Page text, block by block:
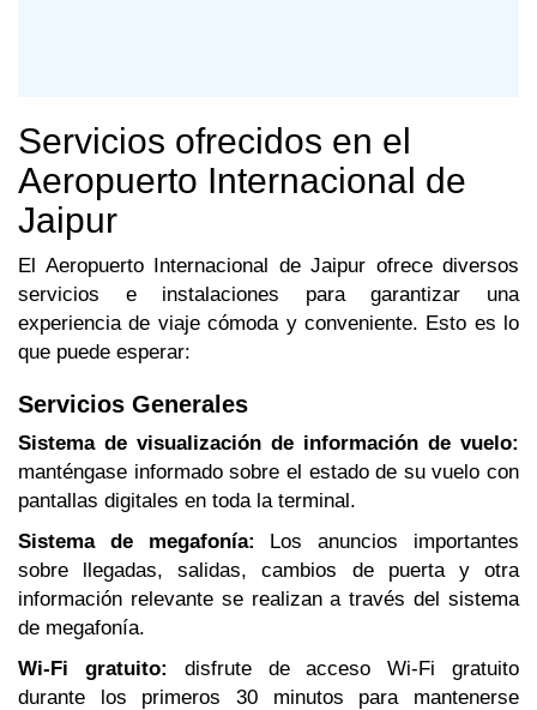
Servicios ofrecidos en el
Aeropuerto Internacional de
Jaipur
El Aeropuerto Internacional de Jaipur ofrece diversos
servicios e instalaciones para garantizar una
experiencia de viaje cómoda y conveniente. Esto es lo
que puede esperar:
Servicios Generales
Sistema de visualización de información de vuelo:
manténgase informado sobre el estado de su vuelo con
pantallas digitales en toda la terminal.
Sistema de megafonía: Los anuncios importantes
sobre llegadas, salidas, cambios de puerta y otra
información relevante se realizan a través del sistema
de megafonía.
Wi-Fi gratuito: disfrute de acceso Wi-Fi gratuito
durante los primeros 30 minutos para mantenerse